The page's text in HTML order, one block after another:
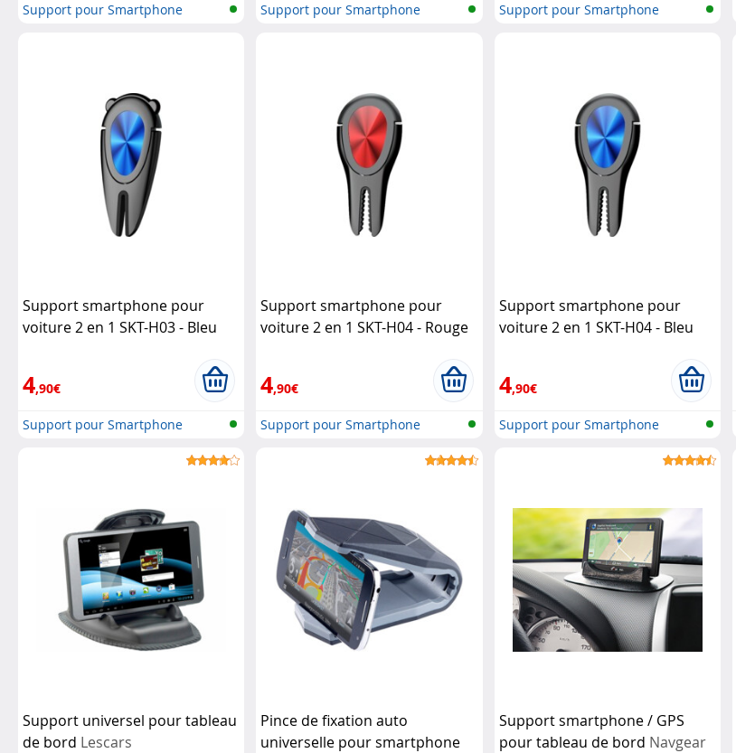
Support pour Smartphone Support pour Smartphone Support pour Smartphone
Support smartphone pour
voiture 2 en 1 SKT-H03 - Bleu
4,90€
Support pour Smartphone
Support smartphone pour
voiture 2 en 1 SKT-H04 - Rouge
4,90€
Support pour Smartphone
Support smartphone pour
voiture 2 en 1 SKT-H04 - Bleu
4,90€
Support pour Smartphone
Support universel pour tableau
de bord Lescars
Pince de fixation auto
universelle pour smartphone
Support smartphone / GPS
pour tableau de bord Navgear